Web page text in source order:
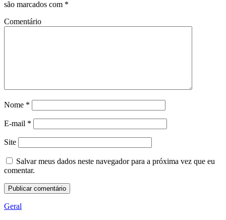
são marcados com *
Comentário
Nome *
E-mail *
Site
Salvar meus dados neste navegador para a próxima vez que eu
comentar.
Geral